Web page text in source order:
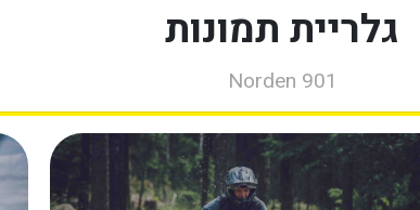
גלריית תמונות
Norden 901